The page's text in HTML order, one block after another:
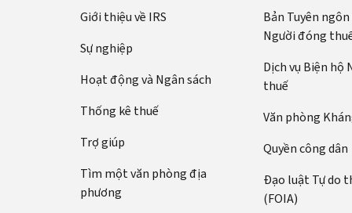
Giới thiệu về IRS
Sự nghiệp
Hoạt động và Ngân sách
Thống kê thuế
Trợ giúp
Tìm một văn phòng địa
phương
Bản Tuyên ngôn
Người đóng
Dịch vụ Biện hộ
thuế
Văn phòng
Quyền công dân
Đạo luật Tự do
(FOIA)